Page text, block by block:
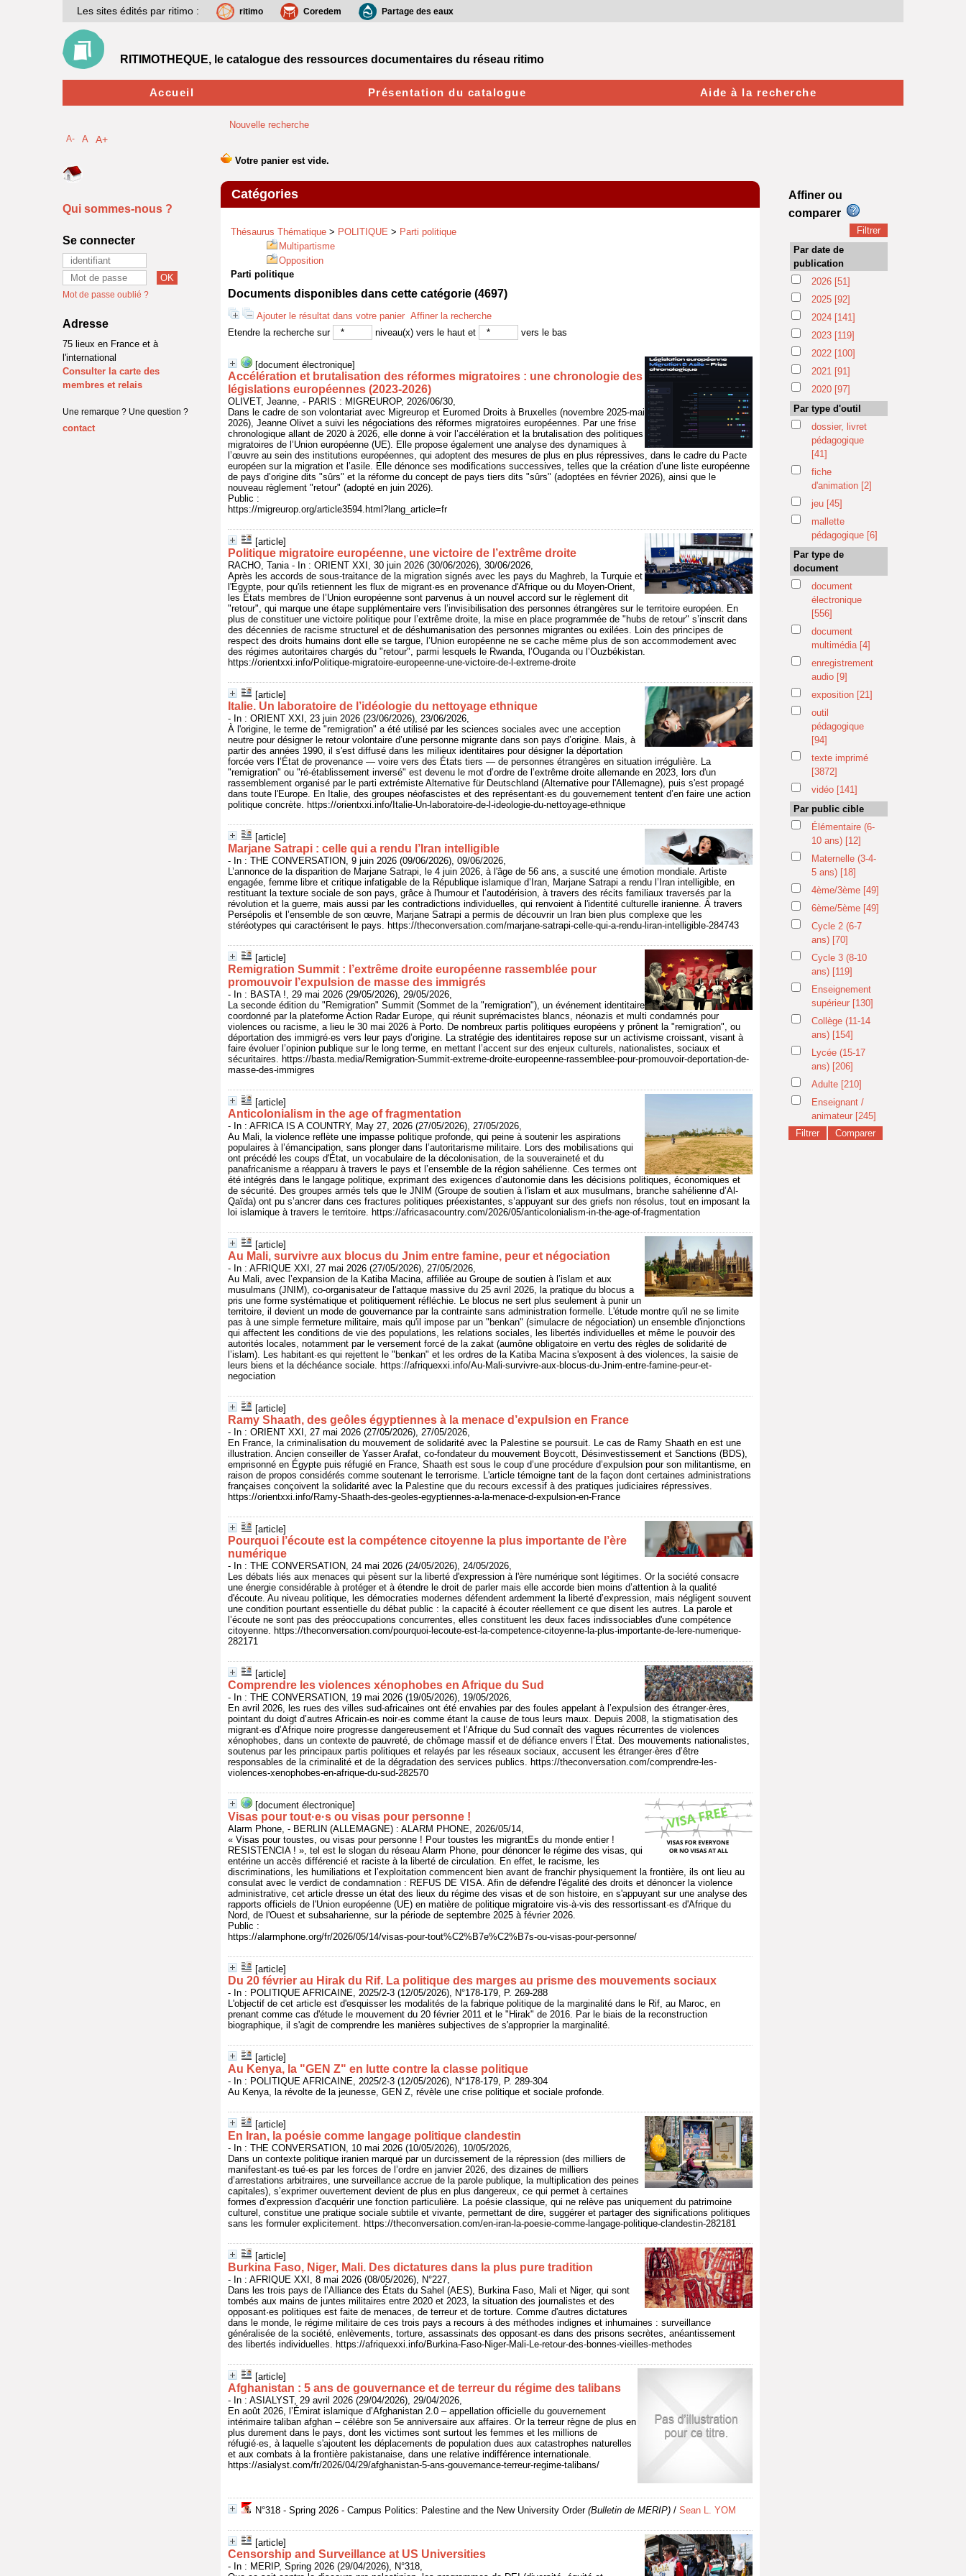
Nouvelle recherche
Catégories
Thésaurus Thématique > POLITIQUE > Parti politique
Multipartisme
Opposition
Parti politique
Documents disponibles dans cette catégorie (4697)
Ajouter le résultat dans votre panier Affiner la recherche
Etendre la recherche sur
niveau(x) vers le haut et vers le bas
[document électronique]
Accélération et brutalisation des réformes migratoires : une chronologie des
législations européennes (2023-2026)
OLIVET, Jeanne, - PARIS : MIGREUROP, 2026/06/30,
Dans le cadre de son volontariat avec Migreurop et Euromed Droits à Bruxelles (novembre 2025-mai
2026), Jeanne Olivet a suivi les négociations des réformes migratoires européennes. Par une frise
chronologique allant de 2020 à 2026, elle donne à voir l’accélération et la brutalisation des politiques
migratoires de l’Union européenne (UE). Elle propose également une analyse des dynamiques à
l’œuvre au sein des institutions européennes, qui adoptent des mesures de plus en plus répressives, dans le cadre du Pacte
européen sur la migration et l’asile. Elle dénonce ses modifications successives, telles que la création d’une liste européenne
de pays d’origine dits "sûrs" et la réforme du concept de pays tiers dits "sûrs" (adoptées en février 2026), ainsi que le
nouveau règlement "retour" (adopté en juin 2026).
Public :
https://migreurop.org/article3594.html?lang_article=fr
[article]
Politique migratoire européenne, une victoire de l’extrême droite
RACHO, Tania - In : ORIENT XXI, 30 juin 2026 (30/06/2026), 30/06/2026,
Après les accords de sous-traitance de la migration signés avec les pays du Maghreb, la Turquie et
l'Égypte, pour qu'ils retiennent les flux de migrant·es en provenance d'Afrique ou du Moyen-Orient,
les États membres de l’Union européenne sont parvenus à un nouvel accord sur le règlement dit
"retour", qui marque une étape supplémentaire vers l’invisibilisation des personnes étrangères sur le territoire européen. En
plus de constituer une victoire politique pour l’extrême droite, la mise en place programmée de "hubs de retour" s’inscrit dans
des décennies de racisme structurel et de déshumanisation des personnes migrantes ou exilées. Loin des principes de
respect des droits humains dont elle se targue, l’Union européenne ne se cache même plus de son accommodement avec
des régimes autoritaires chargés du "retour", parmi lesquels le Rwanda, l’Ouganda ou l’Ouzbékistan.
https://orientxxi.info/Politique-migratoire-europeenne-une-victoire-de-l-extreme-droite
[article]
Italie. Un laboratoire de l’idéologie du nettoyage ethnique
- In : ORIENT XXI, 23 juin 2026 (23/06/2026), 23/06/2026,
À l'origine, le terme de "remigration" a été utilisé par les sciences sociales avec une acception
neutre pour désigner le retour volontaire d’une personne migrante dans son pays d’origine. Mais, à
partir des années 1990, il s'est diffusé dans les milieux identitaires pour désigner la déportation
forcée vers l’État de provenance — voire vers des États tiers — de personnes étrangères en situation irrégulière. La
"remigration" ou "ré-établissement inversé" est devenu le mot d’ordre de l’extrême droite allemande en 2023, lors d'un
rassemblement organisé par le parti extrémiste Alternative für Deutschland (Alternative pour l'Allemagne), puis s'est propagé
dans toute l'Europe. En Italie, des groupes néofascistes et des représentant·es du gouvernement tentent d’en faire une action
politique concrète. https://orientxxi.info/Italie-Un-laboratoire-de-l-ideologie-du-nettoyage-ethnique
[article]
Marjane Satrapi : celle qui a rendu l’Iran intelligible
- In : THE CONVERSATION, 9 juin 2026 (09/06/2026), 09/06/2026,
L’annonce de la disparition de Marjane Satrapi, le 4 juin 2026, à l'âge de 56 ans, a suscité une émotion mondiale. Artiste
engagée, femme libre et critique infatigable de la République islamique d’Iran, Marjane Satrapi a rendu l’Iran intelligible, en
restituant la texture sociale de son pays, grâce à l'humour et l’autodérision, à travers des récits familiaux traversés par la
révolution et la guerre, mais aussi par les contradictions individuelles, qui renvoient à l'identité culturelle iranienne. À travers
Persépolis et l’ensemble de son œuvre, Marjane Satrapi a permis de découvrir un Iran bien plus complexe que les
stéréotypes qui caractérisent le pays. https://theconversation.com/marjane-satrapi-celle-qui-a-rendu-liran-intelligible-284743
[article]
Remigration Summit : l’extrême droite européenne rassemblée pour
promouvoir l’expulsion de masse des immigrés
- In : BASTA !, 29 mai 2026 (29/05/2026), 29/05/2026,
La seconde édition du "Remigration" Summit (Sommet de la "remigration"), un événement identitaire
coordonné par la plateforme Action Radar Europe, qui réunit suprémacistes blancs, néonazis et multi condamnés pour
violences ou racisme, a lieu le 30 mai 2026 à Porto. De nombreux partis politiques européens y prônent la "remigration", ou
déportation des immigré·es vers leur pays d’origine. La stratégie des identitaires repose sur un activisme croissant, visant à
faire évoluer l’opinion publique sur le long terme, en mettant l’accent sur des enjeux culturels, nationalistes, sociaux et
sécuritaires. https://basta.media/Remigration-Summit-extreme-droite-europeenne-rassemblee-pour-promouvoir-deportation-de-
masse-des-immigres
[article]
Anticolonialism in the age of fragmentation
- In : AFRICA IS A COUNTRY, May 27, 2026 (27/05/2026), 27/05/2026,
Au Mali, la violence reflète une impasse politique profonde, qui peine à soutenir les aspirations
populaires à l’émancipation, sans plonger dans l’autoritarisme militaire. Lors des mobilisations qui
ont précédé les coups d'État, un vocabulaire de la décolonisation, de la souveraineté et du
panafricanisme a réapparu à travers le pays et l’ensemble de la région sahélienne. Ces termes ont
été intégrés dans le langage politique, exprimant des exigences d’autonomie dans les décisions politiques, économiques et
de sécurité. Des groupes armés tels que le JNIM (Groupe de soutien à l'islam et aux musulmans, branche sahélienne d’Al-
Qaïda) ont pu s’ancrer dans ces fractures politiques préexistantes, s’appuyant sur des griefs non résolus, tout en imposant la
loi islamique à travers le territoire. https://africasacountry.com/2026/05/anticolonialism-in-the-age-of-fragmentation
[article]
Au Mali, survivre aux blocus du Jnim entre famine, peur et négociation
- In : AFRIQUE XXI, 27 mai 2026 (27/05/2026), 27/05/2026,
Au Mali, avec l’expansion de la Katiba Macina, affiliée au Groupe de soutien à l’islam et aux
musulmans (JNIM), co-organisateur de l'attaque massive du 25 avril 2026, la pratique du blocus a
pris une forme systématique et politiquement réfléchie. Le blocus ne sert plus seulement à punir un
territoire, il devient un mode de gouvernance par la contrainte sans administration formelle. L'étude montre qu'il ne se limite
pas à une simple fermeture militaire, mais qu'il impose par un "benkan" (simulacre de négociation) un ensemble d'injonctions
qui affectent les conditions de vie des populations, les relations sociales, les libertés individuelles et même le pouvoir des
autorités locales, notamment par le versement forcé de la zakat (aumône obligatoire en vertu des règles de solidarité de
l’islam). Les habitant·es qui rejettent le "benkan" et les ordres de la Katiba Macina s'exposent à des violences, la saisie de
leurs biens et la déchéance sociale. https://afriquexxi.info/Au-Mali-survivre-aux-blocus-du-Jnim-entre-famine-peur-et-
negociation
[article]
Ramy Shaath, des geôles égyptiennes à la menace d’expulsion en France
- In : ORIENT XXI, 27 mai 2026 (27/05/2026), 27/05/2026,
En France, la criminalisation du mouvement de solidarité avec la Palestine se poursuit. Le cas de Ramy Shaath en est une
illustration. Ancien conseiller de Yasser Arafat, co-fondateur du mouvement Boycott, Désinvestissement et Sanctions (BDS),
emprisonné en Égypte puis réfugié en France, Shaath est sous le coup d’une procédure d’expulsion pour son militantisme, en
raison de propos considérés comme soutenant le terrorisme. L'article témoigne tant de la façon dont certaines administrations
françaises conçoivent la solidarité avec la Palestine que du recours excessif à des pratiques judiciaires répressives.
https://orientxxi.info/Ramy-Shaath-des-geoles-egyptiennes-a-la-menace-d-expulsion-en-France
[article]
Pourquoi l’écoute est la compétence citoyenne la plus importante de l’ère
numérique
- In : THE CONVERSATION, 24 mai 2026 (24/05/2026), 24/05/2026,
Les débats liés aux menaces qui pèsent sur la liberté d'expression à l'ère numérique sont légitimes. Or la société consacre
une énergie considérable à protéger et à étendre le droit de parler mais elle accorde bien moins d’attention à la qualité
d'écoute. Au niveau politique, les démocraties modernes défendent ardemment la liberté d’expression, mais négligent souvent
une condition pourtant essentielle du débat public : la capacité à écouter réellement ce que disent les autres. La parole et
l’écoute ne sont pas des préoccupations concurrentes, elles constituent les deux faces indissociables d'une compétence
citoyenne. https://theconversation.com/pourquoi-lecoute-est-la-competence-citoyenne-la-plus-importante-de-lere-numerique-
282171
[article]
Comprendre les violences xénophobes en Afrique du Sud
- In : THE CONVERSATION, 19 mai 2026 (19/05/2026), 19/05/2026,
En avril 2026, les rues des villes sud-africaines ont été envahies par des foules appelant à l’expulsion des étranger·ères,
pointant du doigt d’autres Africain·es noir·es comme étant la cause de tous leurs maux. Depuis 2008, la stigmatisation des
migrant·es d’Afrique noire progresse dangereusement et l’Afrique du Sud connaît des vagues récurrentes de violences
xénophobes, dans un contexte de pauvreté, de chômage massif et de défiance envers l’État. Des mouvements nationalistes,
soutenus par les principaux partis politiques et relayés par les réseaux sociaux, accusent les étranger·ères d’être
responsables de la criminalité et de la dégradation des services publics. https://theconversation.com/comprendre-les-
violences-xenophobes-en-afrique-du-sud-282570
[document électronique]
Visas pour tout·e·s ou visas pour personne !
Alarm Phone, - BERLIN (ALLEMAGNE) : ALARM PHONE, 2026/05/14,
« Visas pour toustes, ou visas pour personne ! Pour toustes les migrantEs du monde entier !
RESISTENCIA ! », tel est le slogan du réseau Alarm Phone, pour dénoncer le régime des visas, qui
entérine un accès différencié et raciste à la liberté de circulation. En effet, le racisme, les
discriminations, les humiliations et l’exploitation commencent bien avant de franchir physiquement la frontière, ils ont lieu au
consulat avec le verdict de condamnation : REFUS DE VISA. Afin de défendre l'égalité des droits et dénoncer la violence
administrative, cet article dresse un état des lieux du régime des visas et de son histoire, en s'appuyant sur une analyse des
rapports officiels de l'Union européenne (UE) en matière de politique migratoire vis-à-vis des ressortissant·es d'Afrique du
Nord, de l'Ouest et subsaharienne, sur la période de septembre 2025 à février 2026.
Public :
https://alarmphone.org/fr/2026/05/14/visas-pour-tout%C2%B7e%C2%B7s-ou-visas-pour-personne/
[article]
Du 20 février au Hirak du Rif. La politique des marges au prisme des mouvements sociaux
- In : POLITIQUE AFRICAINE, 2025/2-3 (12/05/2026), N°178-179, P. 269-288
L'objectif de cet article est d'esquisser les modalités de la fabrique politique de la marginalité dans le Rif, au Maroc, en
prenant comme cas d'étude le mouvement du 20 février 2011 et le "Hirak" de 2016. Par le biais de la reconstruction
biographique, il s'agit de comprendre les manières subjectives de s'approprier la marginalité.
[article]
Au Kenya, la "GEN Z" en lutte contre la classe politique
- In : POLITIQUE AFRICAINE, 2025/2-3 (12/05/2026), N°178-179, P. 289-304
Au Kenya, la révolte de la jeunesse, GEN Z, révèle une crise politique et sociale profonde.
[article]
En Iran, la poésie comme langage politique clandestin
- In : THE CONVERSATION, 10 mai 2026 (10/05/2026), 10/05/2026,
Dans un contexte politique iranien marqué par un durcissement de la répression (des milliers de
manifestant·es tué·es par les forces de l’ordre en janvier 2026, des dizaines de milliers
d’arrestations arbitraires, une surveillance accrue de la parole publique, la multiplication des peines
capitales), s’exprimer ouvertement devient de plus en plus dangereux, ce qui permet à certaines
formes d’expression d'acquérir une fonction particulière. La poésie classique, qui ne relève pas uniquement du patrimoine
culturel, constitue une pratique sociale subtile et vivante, permettant de dire, suggérer et partager des significations politiques
sans les formuler explicitement. https://theconversation.com/en-iran-la-poesie-comme-langage-politique-clandestin-282181
[article]
Burkina Faso, Niger, Mali. Des dictatures dans la plus pure tradition
- In : AFRIQUE XXI, 8 mai 2026 (08/05/2026), N°227,
Dans les trois pays de l’Alliance des États du Sahel (AES), Burkina Faso, Mali et Niger, qui sont
tombés aux mains de juntes militaires entre 2020 et 2023, la situation des journalistes et des
opposant·es politiques est faite de menaces, de terreur et de torture. Comme d'autres dictatures
dans le monde, le régime militaire de ces trois pays a recours à des méthodes indignes et inhumaines : surveillance
généralisée de la société, enlèvements, torture, assassinats des opposant·es dans des prisons secrètes, anéantissement
des libertés individuelles. https://afriquexxi.info/Burkina-Faso-Niger-Mali-Le-retour-des-bonnes-vieilles-methodes
[article]
Afghanistan : 5 ans de gouvernance et de terreur du régime des talibans
- In : ASIALYST, 29 avril 2026 (29/04/2026), 29/04/2026,
En août 2026, l’Émirat islamique d’Afghanistan 2.0 – appellation officielle du gouvernement
intérimaire taliban afghan – célébre son 5e anniversaire aux affaires. Or la terreur règne de plus en
plus durement dans le pays, dont les victimes sont surtout les femmes et les millions de
réfugié·es, à laquelle s'ajoutent les déplacements de population dues aux catastrophes naturelles
et aux combats à la frontière pakistanaise, dans une relative indifférence internationale.
https://asialyst.com/fr/2026/04/29/afghanistan-5-ans-gouvernance-terreur-regime-talibans/
N°318 - Spring 2026 - Campus Politics: Palestine and the New University Order(Bulletin de MERIP) / Sean L. YOM
[article]
Censorship and Surveillance at US Universities
- In : MERIP, Spring 2026 (29/04/2026), N°318,
Les sites édités par ritimo : ritimo Coredem Partage des eaux
RITIMOTHEQUE, le catalogue des ressources documentaires du réseau ritimo
Accueil Présentation du catalogue Aide à la recherche
A- A A+
Qui sommes-nous ?
Se connecter
Mot de passe oublié ?
Adresse
75 lieux en France et à
l'international
Consulter la carte des
membres et relais
Une remarque ? Une question ?
contact
Affiner ou
comparer
Par date de
publication
2026 [51]
2025 [92]
2024 [141]
2023 [119]
2022 [100]
2021 [91]
2020 [97]
Par type d'outil
dossier, livret
pédagogique
[41]
fiche
d'animation [2]
jeu [45]
mallette
pédagogique [6]
Par type de
document
document
électronique
[556]
document
multimédia [4]
enregistrement
audio [9]
exposition [21]
outil
pédagogique
[94]
texte imprimé
[3872]
vidéo [141]
Par public cible
Élémentaire (6-
10 ans) [12]
Maternelle (3-4-
5 ans) [18]
4ème/3ème [49]
6ème/5ème [49]
Cycle 2 (6-7
ans) [70]
Cycle 3 (8-10
ans) [119]
Enseignement
supérieur [130]
Collège (11-14
ans) [154]
Lycée (15-17
ans) [206]
Adulte [210]
Enseignant /
animateur [245]